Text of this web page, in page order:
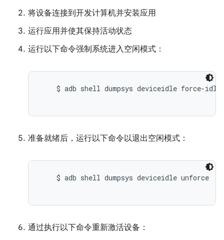
将设备连接到开发计算机并安装应用
运行应用并使其保持活动状态
运行以下命令强制系统进入空闲模式：
    $ adb shell dumpsys deviceidle force-idle
准备就绪后，运行以下命令以退出空闲模式：
    $ adb shell dumpsys deviceidle unforce
通过执行以下命令重新激活设备：